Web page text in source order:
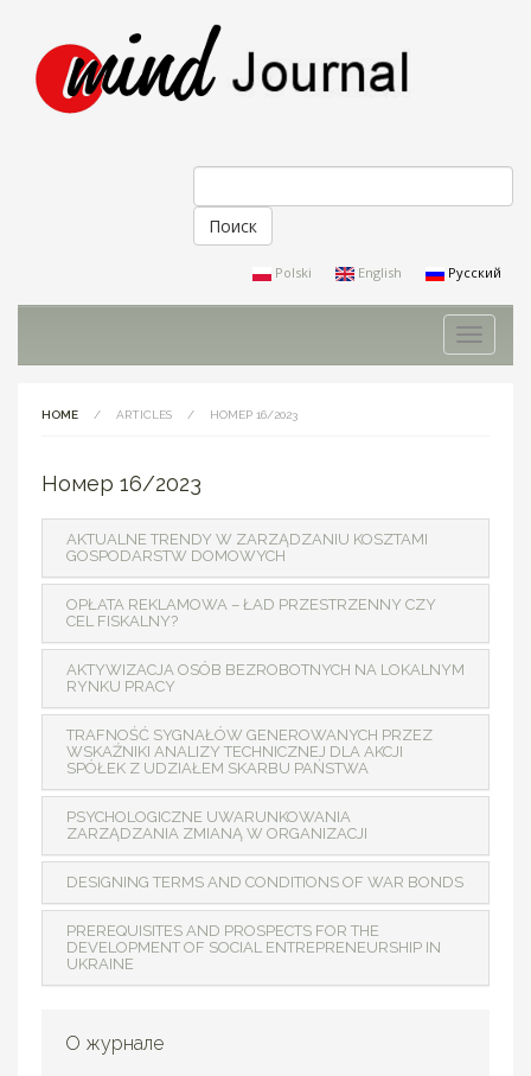
Форма поиска
Поиск
Polski English Русский
Toggle
HOME / ARTICLES / НОМЕР 16/2023
Номер 16/2023
AKTUALNE TRENDY W ZARZĄDZANIU KOSZTAMI
GOSPODARSTW DOMOWYCH
OPŁATA REKLAMOWA – ŁAD PRZESTRZENNY CZY
CEL FISKALNY?
AKTYWIZACJA OSÓB BEZROBOTNYCH NA LOKALNYM
RYNKU PRACY
TRAFNOŚĆ SYGNAŁÓW GENEROWANYCH PRZEZ
WSKAŹNIKI ANALIZY TECHNICZNEJ DLA AKCJI
SPÓŁEK Z UDZIAŁEM SKARBU PAŃSTWA
PSYCHOLOGICZNE UWARUNKOWANIA
ZARZĄDZANIA ZMIANĄ W ORGANIZACJI
DESIGNING TERMS AND CONDITIONS OF WAR BONDS
PREREQUISITES AND PROSPECTS FOR THE
DEVELOPMENT OF SOCIAL ENTREPRENEURSHIP IN
UKRAINE
О журнале